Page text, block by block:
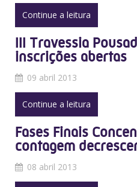
Continue a leitura
III Travessia
inscrições abertas
09 abril 2013
Continue a leitura
Fases Finais
contagem
08 abril 2013